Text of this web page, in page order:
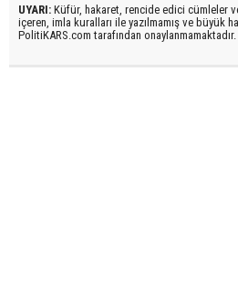
UYARI: Küfür, hakaret, rencide edici cümleler
içeren, imla kuralları ile yazılmamış ve büyük
PolitiKARS.com tarafından onaylanmamaktadır.